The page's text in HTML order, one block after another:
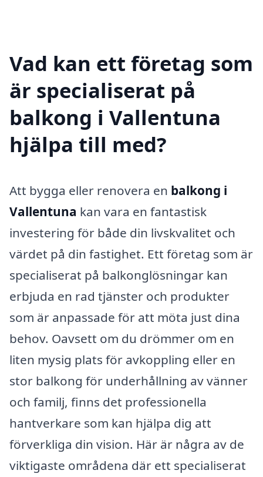
Vad kan ett företag som
är specialiserat på
balkong i Vallentuna
hjälpa till med?
Att bygga eller renovera en balkong i
Vallentuna kan vara en fantastisk
investering för både din livskvalitet och
värdet på din fastighet. Ett företag som är
specialiserat på balkonglösningar kan
erbjuda en rad tjänster och produkter
som är anpassade för att möta just dina
behov. Oavsett om du drömmer om en
liten mysig plats för avkoppling eller en
stor balkong för underhållning av vänner
och familj, finns det professionella
hantverkare som kan hjälpa dig att
förverkliga din vision. Här är några av de
viktigaste områdena där ett specialiserat